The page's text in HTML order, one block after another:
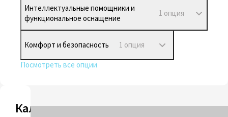
Интеллектуальные помощники и
функциональное оснащение
1 опция
Комфорт и безопасность 1 опция
Посмотреть все опции
Калькулятор